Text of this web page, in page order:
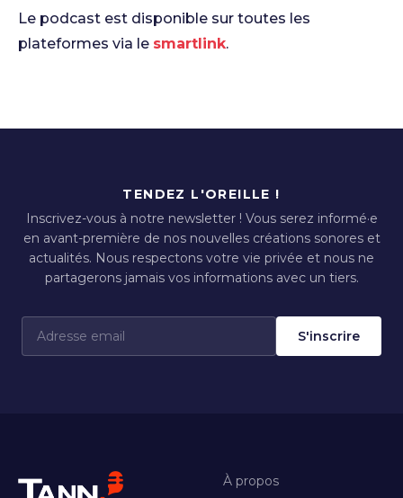
Le podcast est disponible sur toutes les
plateformes via le smartlink.
TENDEZ L'OREILLE !
Inscrivez-vous à notre newsletter ! Vous serez informé·e
en avant-première de nos nouvelles créations sonores et
actualités. Nous respectons votre vie privée et nous ne
partagerons jamais vos informations avec un tiers.
S'inscrire
À propos